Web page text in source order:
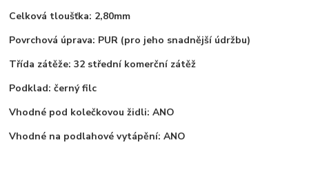
Celková tloušťka: 2,80mm
Povrchová úprava: PUR (pro jeho snadnější údržbu)
Třída zátěže: 32 střední komerční zátěž
Podklad: černý filc
Vhodné pod kolečkovou židli: ANO
Vhodné na podlahové vytápění: ANO